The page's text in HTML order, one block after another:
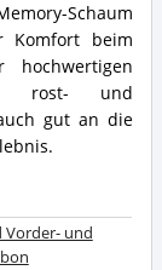
Schaum
Komfort beim
hochwertigen
rost- und
gut an die
Vorder- und